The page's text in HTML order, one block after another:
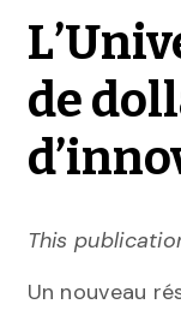
de
This
Un nouveau